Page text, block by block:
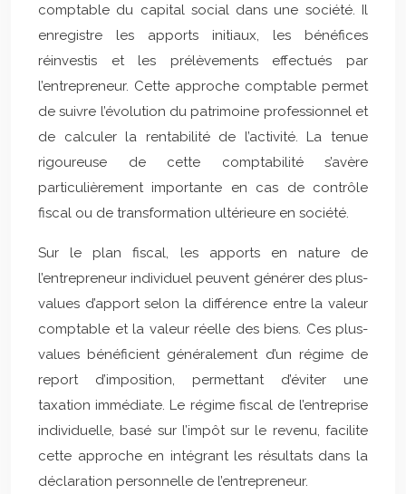
comptable du capital social dans une société. Il
enregistre les apports initiaux, les bénéfices
réinvestis et les prélèvements effectués par
l’entrepreneur. Cette approche comptable permet
de suivre l’évolution du patrimoine professionnel et
de calculer la rentabilité de l’activité. La tenue
rigoureuse de cette comptabilité s’avère
particulièrement importante en cas de contrôle
fiscal ou de transformation ultérieure en société.
Sur le plan fiscal, les apports en nature de
l’entrepreneur individuel peuvent générer des plus-
values d’apport selon la différence entre la valeur
comptable et la valeur réelle des biens. Ces plus-
values bénéficient généralement d’un régime de
report d’imposition, permettant d’éviter une
taxation immédiate. Le régime fiscal de l’entreprise
individuelle, basé sur l’impôt sur le revenu, facilite
cette approche en intégrant les résultats dans la
déclaration personnelle de l’entrepreneur.